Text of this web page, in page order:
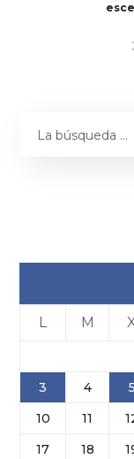
L M
3
4 5
10
11
17
18